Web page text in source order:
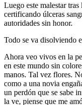
Luego este malestar
certificando úlceras
autoridades sin honor.
Todo se va disolviendo
Ahora veo vivos en la
en este mundo sin
manos. Tal vez flores.
como a una novia
un perdón que se sabe
la ve, piense que me